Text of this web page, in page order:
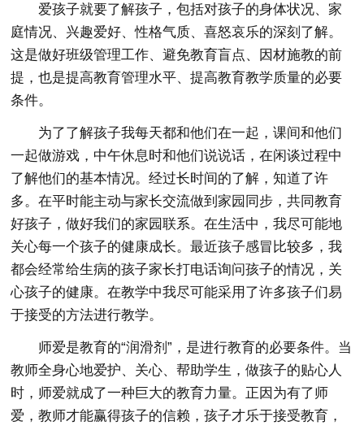
爱孩子就要了解孩子，包括对孩子的身体状况、家
庭情况、兴趣爱好、性格气质、喜怒哀乐的深刻了解。
这是做好班级管理工作、避免教育盲点、因材施教的前
提，也是提高教育管理水平、提高教育教学质量的必要
条件。
为了了解孩子我每天都和他们在一起，课间和他们
一起做游戏，中午休息时和他们说说话，在闲谈过程中
了解他们的基本情况。经过长时间的了解，知道了许
多。在平时能主动与家长交流做到家园同步，共同教育
好孩子，做好我们的家园联系。在生活中，我尽可能地
关心每一个孩子的健康成长。最近孩子感冒比较多，我
都会经常给生病的孩子家长打电话询问孩子的情况，关
心孩子的健康。在教学中我尽可能采用了许多孩子们易
于接受的方法进行教学。
师爱是教育的“润滑剂”，是进行教育的必要条件。当
教师全身心地爱护、关心、帮助学生，做孩子的贴心人
时，师爱就成了一种巨大的教育力量。正因为有了师
爱，教师才能赢得孩子的信赖，孩子才乐于接受教育，